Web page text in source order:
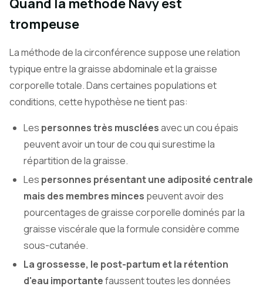
Quand la méthode Navy est
trompeuse
La méthode de la circonférence suppose une relation
typique entre la graisse abdominale et la graisse
corporelle totale. Dans certaines populations et
conditions, cette hypothèse ne tient pas:
Les personnes très muscléesavec un cou épais
peuvent avoir un tour de cou qui surestime la
répartition de la graisse.
Les personnes présentant une adiposité centrale
mais des membres minces peuvent avoir des
pourcentages de graisse corporelle dominés par la
graisse viscérale que la formule considère comme
sous-cutanée.
La grossesse, le post-partum et la rétention
d'eau importantefaussent toutes les données